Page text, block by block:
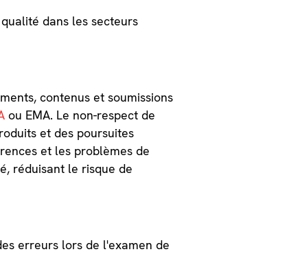
dans les secteurs
contenus et soumissions
ou EMA. Le non-respect de
et des poursuites
et les problèmes de
réduisant le risque de
erreurs lors de l'examen de